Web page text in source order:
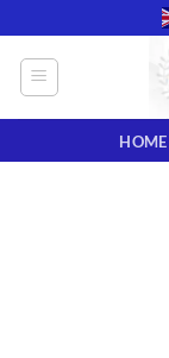
to
content
HOME